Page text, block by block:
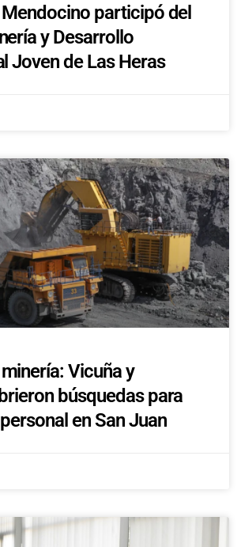
participó del
y Desarrollo
Joven de Las Heras
Vicuña y
búsquedas para
en San Juan